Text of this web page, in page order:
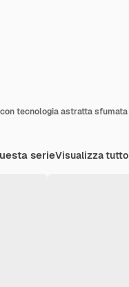
tecnologia astratta sfumata
serieVisualizza tutto